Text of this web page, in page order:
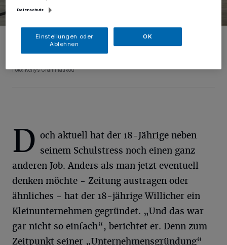
Henry K. aus Willich ist ein echter Sneaker-Fan. Vor allem der Nike
Air Jordan I in der Farbe „Chicago“ (rechts) und der Nike Air Yeezy I
in der Farbe „Zen grey“ sind aktuell seine teuersten Schuhe. Foto:
Foto: Kellys Grammatikou
D och aktuell hat der 18-Jährige neben
seinem Schulstress noch einen ganz
anderen Job. Anders als man jetzt eventuell
denken möchte - Zeitung austragen oder
ähnliches - hat der 18-jährige Willicher ein
Kleinunternehmen gegründet. „Und das war
gar nicht so einfach“, berichtet er. Denn zum
Zeitpunkt seiner „Unternehmensgründung“
Datenschutz
Einstellungen oder
Ablehnen
OK